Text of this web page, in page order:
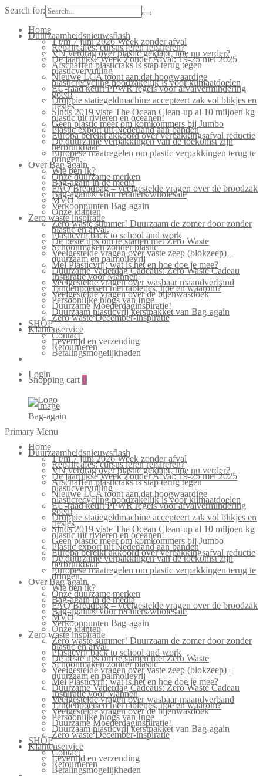
Search for:
Home
Duurzaamheidsnieuwsflash
1 t/m 7 juni 2026 Week zonder afval
Repaircafés: cursus leren repareren?
VN verdrag over plastic geklapt, hoe nu verder?
De jaarlijkse Week Zonder Afval: 19-25 mei 2025
Afschaffen plastictaks is stap terug tegen
plasticvervuiling
Nieuwe LCA toont aan dat hoogwaardige
plasticrecycling noodzakelijk is voor klimaatdoelen
EU-raad keurt PPWR regels voor afvalvermindering
goed!
Droppie statiegeldmachine accepteert zak vol blikjes en
flesjes
Sinds 2019 viste The Ocean Clean-up al 10 miljoen kg
plastic uit rivieren en oceanen!
Geen plastic meer om komkommers bij Jumbo
Plastic export uit Nederland aan banden
Europa bereikt akkoord over verpakkingsafval reductie
De duurzame verpakkingen van de toekomst zijn
herbruikbaar
Europese maatregelen om plastic verpakkingen terug te
dringen.
Over Bag-again
Wie ben ik?
Onze duurzame merken
Bag-again in de media
FAQ Breadbag – veelgestelde vragen over de broodzak
Bag-again® voor retailers/wholesale
MVO
Verkooppunten Bag-again
Onze klanten
Zero waste inspiratie
Zero waste summer! Duurzaam de zomer door zonder
plastic en afval.
Plasticvrij back to school and work
De beste tips om te starten met Zero Waste
Schoonmaken zonder plastic
Veelgestelde vragen over vaste zeep (blokzeep) –
duurzaam en palmolievrij
Mei Plasticvrij: wat is het en hoe doe je mee?
Duurzame Vaderdag Cadeaus: Zero Waste Cadeau
Inspiratie voor Mannen
Veelgestelde vragen over wasbaar maandverband
Tandenpoetsen met tabletjes, hoe en waarom?
Veelgestelde vragen over de bijenwasdoek
Persoonlijke blogs van Inge
Duurzame Moederdaginspiratie!
Duurzaam plasticvrij kerstpakket van Bag-again
Zero waste December-inspiratie
SHOP
Klantenservice
Contact
Levertijd en verzending
Retourneren
Betalingsmogelijkheden
Login
Shopping cart 0
Bag-again
Primary Menu
Home
Duurzaamheidsnieuwsflash
1 t/m 7 juni 2026 Week zonder afval
Repaircafés: cursus leren repareren?
VN verdrag over plastic geklapt, hoe nu verder?
De jaarlijkse Week Zonder Afval: 19-25 mei 2025
Afschaffen plastictaks is stap terug tegen
plasticvervuiling
Nieuwe LCA toont aan dat hoogwaardige
plasticrecycling noodzakelijk is voor klimaatdoelen
EU-raad keurt PPWR regels voor afvalvermindering
goed!
Droppie statiegeldmachine accepteert zak vol blikjes en
flesjes
Sinds 2019 viste The Ocean Clean-up al 10 miljoen kg
plastic uit rivieren en oceanen!
Geen plastic meer om komkommers bij Jumbo
Plastic export uit Nederland aan banden
Europa bereikt akkoord over verpakkingsafval reductie
De duurzame verpakkingen van de toekomst zijn
herbruikbaar
Europese maatregelen om plastic verpakkingen terug te
dringen.
Over Bag-again
Wie ben ik?
Onze duurzame merken
Bag-again in de media
FAQ Breadbag – veelgestelde vragen over de broodzak
Bag-again® voor retailers/wholesale
MVO
Verkooppunten Bag-again
Onze klanten
Zero waste inspiratie
Zero waste summer! Duurzaam de zomer door zonder
plastic en afval.
Plasticvrij back to school and work
De beste tips om te starten met Zero Waste
Schoonmaken zonder plastic
Veelgestelde vragen over vaste zeep (blokzeep) –
duurzaam en palmolievrij
Mei Plasticvrij: wat is het en hoe doe je mee?
Duurzame Vaderdag Cadeaus: Zero Waste Cadeau
Inspiratie voor Mannen
Veelgestelde vragen over wasbaar maandverband
Tandenpoetsen met tabletjes, hoe en waarom?
Veelgestelde vragen over de bijenwasdoek
Persoonlijke blogs van Inge
Duurzame Moederdaginspiratie!
Duurzaam plasticvrij kerstpakket van Bag-again
Zero waste December-inspiratie
SHOP
Klantenservice
Contact
Levertijd en verzending
Retourneren
Betalingsmogelijkheden